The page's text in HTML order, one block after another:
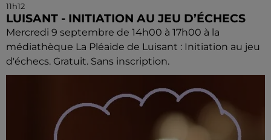
11h12
LUISANT - INITIATION AU JEU D’ÉCHECS
Mercredi 9 septembre de 14h00 à 17h00 à la
médiathèque La Pléaide de Luisant : Initiation au jeu
d'échecs. Gratuit. Sans inscription.